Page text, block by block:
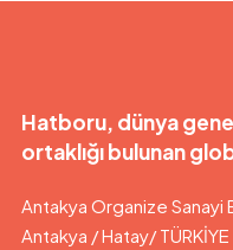
Hatboru, dünya
ortaklığı bulunan
Antakya Organize Sanayi
Antakya / Hatay/ TÜRKİYE